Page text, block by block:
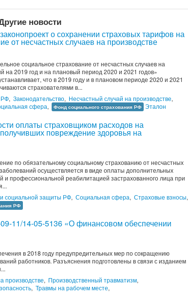
новости
о сохранении страховых тарифов на
от несчастных случаев на производстве
социальное страхование от несчастных случаев на
на 2019 год и на плановый период 2020 и 2021 годов»
что в 2019 году и в плановом периоде 2020 и 2021
страхователями в...
РФ, Законодательство, Несчастный случай на производстве,
сфера, Фонд социального страхования РФ Эталон
оплаты страховщиком расходов на
повреждение здоровья на
по обязательному социальному страхованию от несчастных
осуществляется в виде оплаты дополнительных
и профессиональной реабилитацией застрахованного лица при
социальной защиты РФ, Социальная сфера, Страховые взносы,
РФ
11/14-05-5136 «О финансовом обеспечении
в 2018 году предупредительных мер по сокращению
работников. Разъяснения подготовлены в связи с изданием
производстве, Производственный травматизм,
, Травмы на рабочем месте,